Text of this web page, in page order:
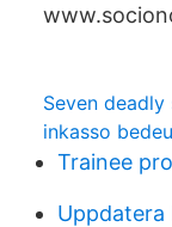
Seven deadly
inkasso
Trainee
Uppdatera